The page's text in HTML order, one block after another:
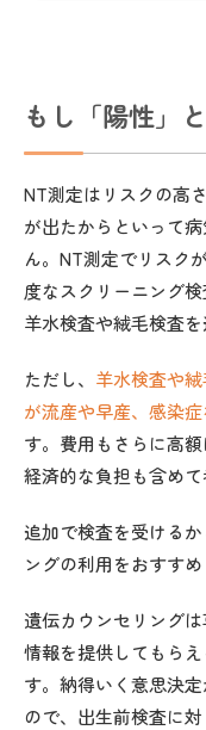
もし「陽性」
NT測定はリスクの高
が出たからといって
ん。NT測定でリスク
度なスクリーニング
羊水検査や絨毛検査
ただし、 羊水検査や
が流産や早産、感染
す。費用もさらに高
経済的な負担も含めて
追加で検査を受ける
ングの利用をおすすめ
遺伝カウンセリング
情報を提供してもら
す。納得いく意思決
ので、出生前検査に